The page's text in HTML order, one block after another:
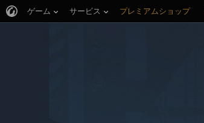
ゲーム サービス プレミアムショップ